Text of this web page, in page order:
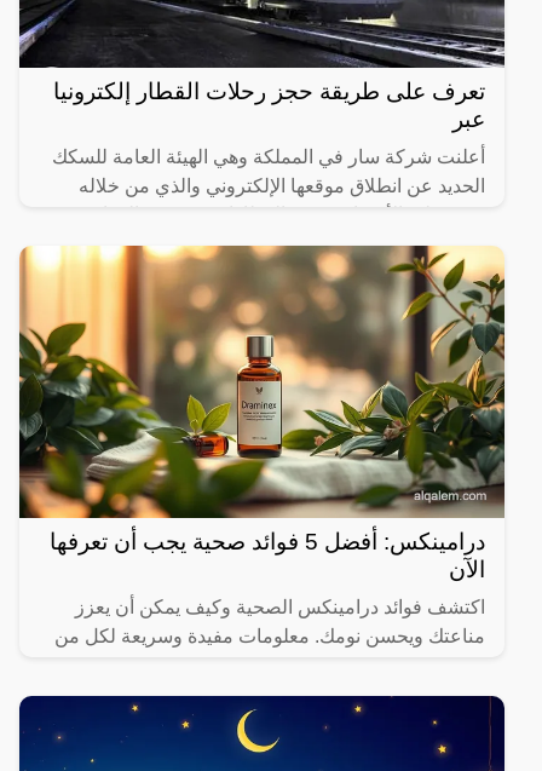
تعرف على طريقة حجز رحلات القطار إلكترونيا
عبر
أعلنت شركة سار في المملكة وهي الهيئة العامة للسكك
الحديد عن انطلاق موقعها الإلكتروني والذي من خلاله
المختلفة لها،
درامينكس: أفضل 5 فوائد صحية يجب أن تعرفها
الآن
اكتشف فوائد درامينكس الصحية وكيف يمكن أن يعزز
مناعتك ويحسن نومك. معلومات مفيدة وسريعة لكل من